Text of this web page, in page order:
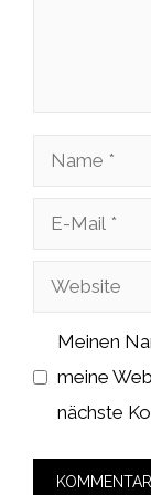
Name
Website
Meinen
meine
nächste